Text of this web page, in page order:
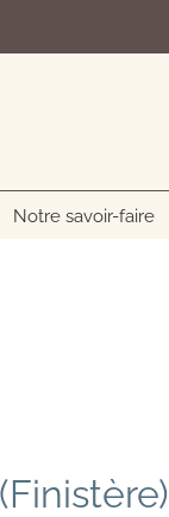
Notre savoir-faire